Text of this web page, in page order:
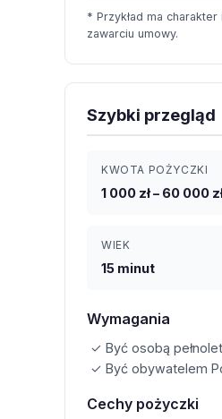
* Przykład ma
zawarciu umowy.
Szybki przegląd
KWOTA POŻYCZKI
1 000 zł – 60 000
WIEK
15 minut
Wymagania
✓ Być osobą
✓ Być obywatelem
Cechy pożyczki